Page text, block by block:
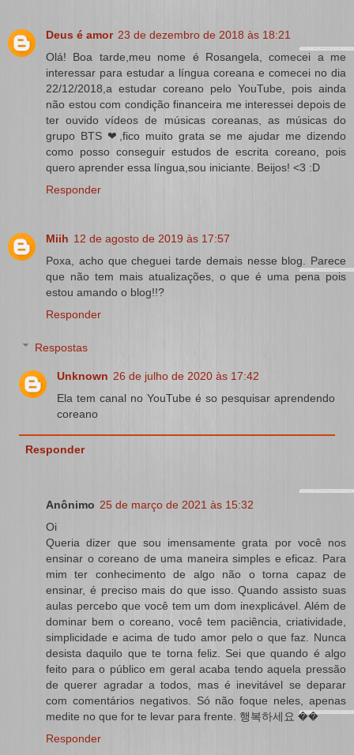
Deus é amor 23 de dezembro de 2018 às 18:21
Olá! Boa tarde,meu nome é Rosangela, comecei a me
interessar para estudar a língua coreana e comecei no dia
22/12/2018,a estudar coreano pelo YouTube, pois ainda
não estou com condição financeira me interessei depois de
ter ouvido vídeos de músicas coreanas, as músicas do
grupo BTS ❤,fico muito grata se me ajudar me dizendo
como posso conseguir estudos de escrita coreano, pois
quero aprender essa língua,sou iniciante. Beijos! <3 :D
Responder
Miih 12 de agosto de 2019 às 17:57
Poxa, acho que cheguei tarde demais nesse blog. Parece
que não tem mais atualizações, o que é uma pena pois
estou amando o blog!!?
Responder
Respostas
Unknown 26 de julho de 2020 às 17:42
Ela tem canal no YouTube é so pesquisar aprendendo
coreano
Responder
Anônimo 25 de março de 2021 às 15:32
Oi
Queria dizer que sou imensamente grata por você nos
ensinar o coreano de uma maneira simples e eficaz. Para
mim ter conhecimento de algo não o torna capaz de
ensinar, é preciso mais do que isso. Quando assisto suas
aulas percebo que você tem um dom inexplicável. Além de
dominar bem o coreano, você tem paciência, criatividade,
simplicidade e acima de tudo amor pelo o que faz. Nunca
desista daquilo que te torna feliz. Sei que quando é algo
feito para o público em geral acaba tendo aquela pressão
de querer agradar a todos, mas é inevitável se deparar
com comentários negativos. Só não foque neles, apenas
medite no que for te levar para frente. 행복하세요 ��
Responder